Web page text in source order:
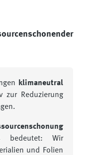
klimaneutral
zur Reduzierung
Wir
und Folien